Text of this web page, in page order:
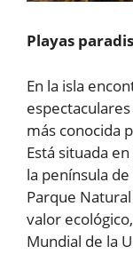
Playas
En la isla
más conocida
Está situada
la península
Parque
valor
Mundial de la